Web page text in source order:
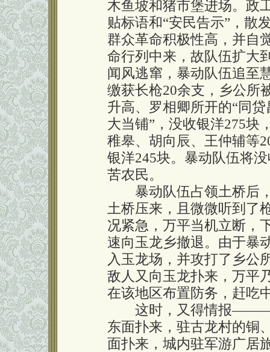
木鱼坡和猪市堡进场。政
贴标语和“安民告示”，散
群众革命积极性高，并自
命行列中来，故队伍扩大
闻风逃窜，暴动队伍追至
缴获长枪20余支，乡公所
升高、罗相卿所开的“同
大当铺”，没收银洋275块
稚皋、胡向辰、王仲辅等
银洋245块。暴动队伍将
苦农民。
暴动队伍占领土桥后，
土桥压来，且微微听到了
况紧急，万平当机立断，
速向玉龙乡撤退。由于暴
入玉龙场，并攻打了乡公
敌人又向玉龙扑来，万平
在该地区布置防务，赶吃
这时，又得情报———
东面扑来，驻古龙村的铜
面扑来，城内驻军游广居